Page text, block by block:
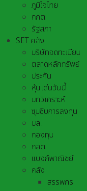
ภูมิใจไทย
กกต.
รัฐสภา
SET-คลัง
บริษัทจดทะเบียน
ตลาดหลักทรัพย์
ประกัน
หุ้นเด่นวันนี้
บทวิเคราะห์
ซุบซิบการลงทุน
บล.
กองทุน
กลต.
แบงก์พาณิชย์
คลัง
สรรพกร